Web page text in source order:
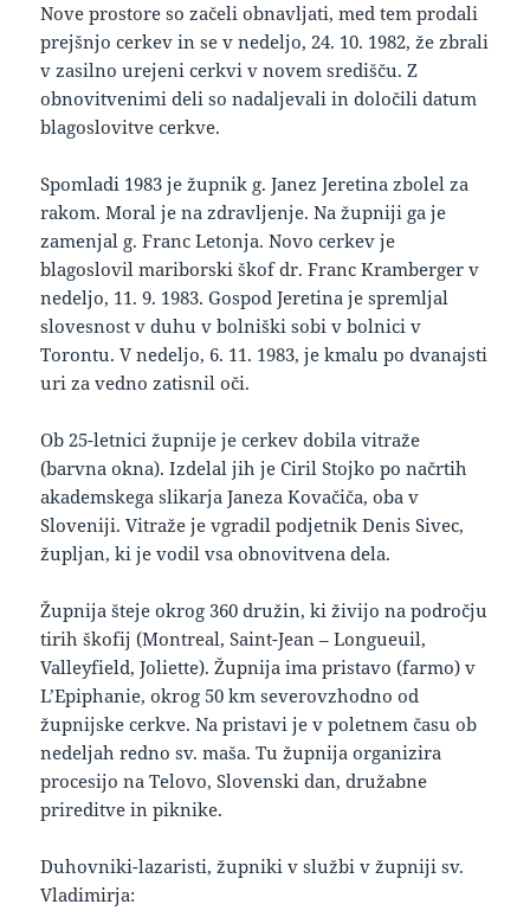
Nove prostore so začeli obnavljati, med tem prodali
prejšnjo cerkev in se v nedeljo, 24. 10. 1982, že zbrali
v zasilno urejeni cerkvi v novem središču. Z
obnovitvenimi deli so nadaljevali in določili datum
blagoslovitve cerkve.
Spomladi 1983 je župnik g. Janez Jeretina zbolel za
rakom. Moral je na zdravljenje. Na župniji ga je
zamenjal g. Franc Letonja. Novo cerkev je
blagoslovil mariborski škof dr. Franc Kramberger v
nedeljo, 11. 9. 1983. Gospod Jeretina je spremljal
slovesnost v duhu v bolniški sobi v bolnici v
Torontu. V nedeljo, 6. 11. 1983, je kmalu po dvanajsti
uri za vedno zatisnil oči.
Ob 25-letnici župnije je cerkev dobila vitraže
(barvna okna). Izdelal jih je Ciril Stojko po načrtih
akademskega slikarja Janeza Kovačiča, oba v
Sloveniji. Vitraže je vgradil podjetnik Denis Sivec,
župljan, ki je vodil vsa obnovitvena dela.
Župnija šteje okrog 360 družin, ki živijo na področju
tirih škofij (Montreal, Saint-Jean – Longueuil,
Valleyfield, Joliette). Župnija ima pristavo (farmo) v
L’Epiphanie, okrog 50 km severovzhodno od
župnijske cerkve. Na pristavi je v poletnem času ob
nedeljah redno sv. maša. Tu župnija organizira
procesijo na Telovo, Slovenski dan, družabne
prireditve in piknike.
Duhovniki-lazaristi, župniki v službi v župniji sv.
Vladimirja: